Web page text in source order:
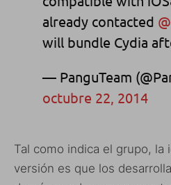
already contacted
will bundle Cydia
— PanguTeam
octubre 22, 2014
Tal como indica el grupo, la
versión es que los